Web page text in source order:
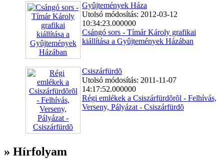
Gyûjtemények Háza
Utolsó módosítás: 2012-03-12
10:34:23.000000
Csángó sors - Tímár Károly grafikai
kiállítása a Gyûjtemények Házában
Csiszárfürdõ
Utolsó módosítás: 2011-11-07
14:17:52.000000
Régi emlékek a Csiszárfürdõrõl - Felhívás,
Verseny, Pályázat - Csiszárfürdõ
» Hírfolyam